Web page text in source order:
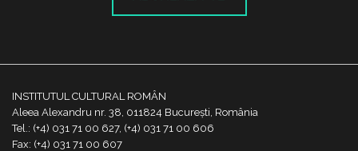
INSTITUTUL CULTURAL ROMÂN
Aleea Alexandru nr. 38, 011824 București, România
Tel.: (+4) 031 71 00 627, (+4) 031 71 00 606
Fax: (+4) 031 71 00 607